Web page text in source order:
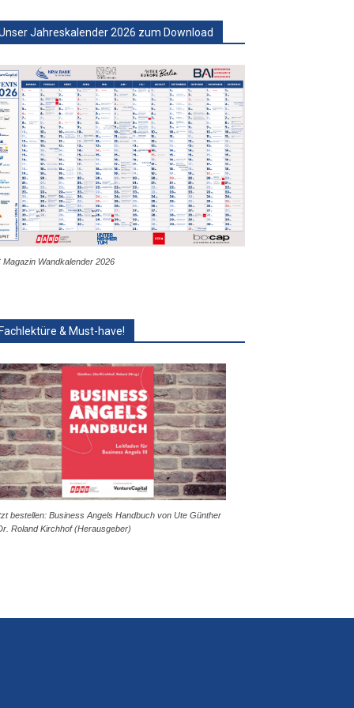
Jahreskalender 2026 zum Download
Magazin Wandkalender 2026
& Must-have!
bestellen: Business Angels Handbuch von Ute Günther
Roland Kirchhof (Herausgeber)